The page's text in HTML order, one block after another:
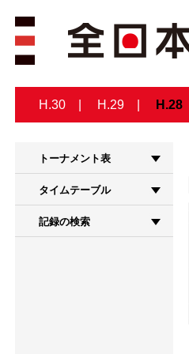
H.30 H.29 H.28
トーナメント表
タイムテーブル
記録の検索